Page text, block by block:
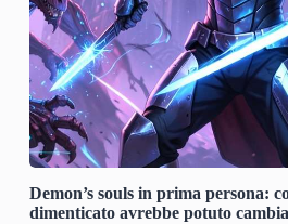
Demon’s souls in prima persona:
dimenticato avrebbe potuto